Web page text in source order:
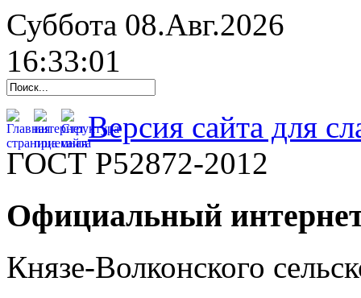
Суббота 08.Авг.2026
16:33:02
Версия сайта для
ГОСТ Р52872-2012
Официальный
Князе-Волконского